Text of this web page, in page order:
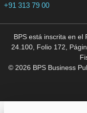
+91 313 79 00
BPS está inscrita en el
24.100, Folio 172,
© 2026 BPS Business